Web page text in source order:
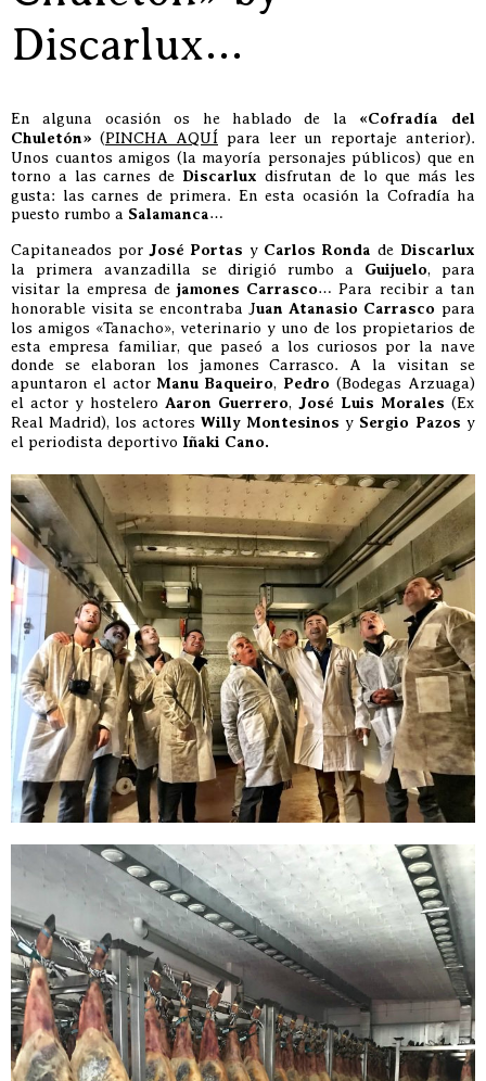
Discarlux…
En alguna ocasión os he hablado de la «Cofradía del
Chuletón» (PINCHA AQUÍ para leer un reportaje anterior).
Unos cuantos amigos (la mayoría personajes públicos) que en
torno a las carnes de Discarlux disfrutan de lo que más les
gusta: las carnes de primera. En esta ocasión la Cofradía ha
puesto rumbo a Salamanca…
Capitaneados por José Portas y Carlos Ronda de Discarlux
la primera avanzadilla se dirigió rumbo a Guijuelo, para
visitar la empresa de jamones Carrasco… Para recibir a tan
honorable visita se encontraba Juan Atanasio Carrasco para
los amigos «Tanacho», veterinario y uno de los propietarios de
esta empresa familiar, que paseó a los curiosos por la nave
donde se elaboran los jamones Carrasco. A la visitan se
apuntaron el actor Manu Baqueiro, Pedro (Bodegas Arzuaga)
el actor y hostelero Aaron Guerrero, José Luis Morales (Ex
Real Madrid), los actores Willy Montesinos y Sergio Pazos y
el periodista deportivo Iñaki Cano.